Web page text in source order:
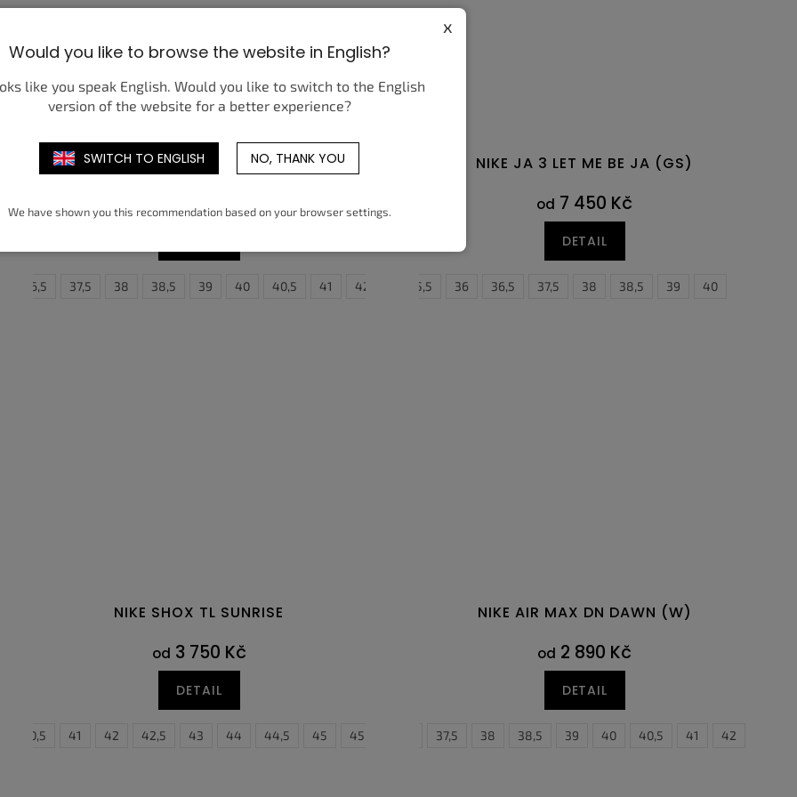
45,5 47,5
NIKE V2K RUN SUSAN FANG ARTIST
COLLECTION (W)
3 550 Kč
36,5 37,5 38 38,5 39 40 40,5 41 42
NIKE JA 3 LET ME BE JA (GS)
od 7 450 Kč
DETAIL
35,5 36 36,5 37,5 38 38,5 39 40
45,5 46 47 47,5
NIKE SHOX TL SUNRISE
od 3 750 Kč
DETAIL
40,5 41 42 42,5 43 44 44,5 45 45,5 47 47,5
NIKE AIR MAX DN DAWN (W)
od 2 890 Kč
DETAIL
37,5 38 38,5 39 40 40,5 41 42
Would you like to browse the website in English?
x
like you speak English. Would you like to switch to the English
version of the website for a better experience?
SWITCH TO ENGLISH NO, THANK YOU
We have shown you this recommendation based on your browser settings.